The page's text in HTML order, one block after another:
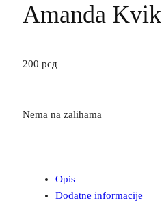
Amanda Kvik
200 рсд
Nema na zalihama
Opis
Dodatne informacije